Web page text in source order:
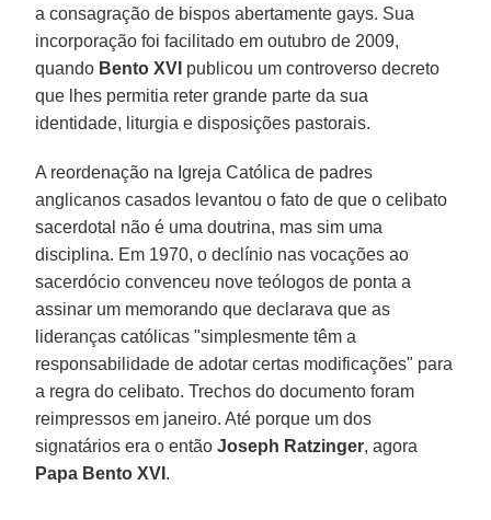
a consagração de bispos abertamente gays. Sua
incorporação foi facilitado em outubro de 2009,
quando Bento XVI publicou um controverso decreto
que lhes permitia reter grande parte da sua
identidade, liturgia e disposições pastorais.
A reordenação na Igreja Católica de padres
anglicanos casados levantou o fato de que o celibato
sacerdotal não é uma doutrina, mas sim uma
disciplina. Em 1970, o declínio nas vocações ao
sacerdócio convenceu nove teólogos de ponta a
assinar um memorando que declarava que as
lideranças católicas "simplesmente têm a
responsabilidade de adotar certas modificações" para
a regra do celibato. Trechos do documento foram
reimpressos em janeiro. Até porque um dos
signatários era o entãoJoseph Ratzinger, agora
Papa Bento XVI .